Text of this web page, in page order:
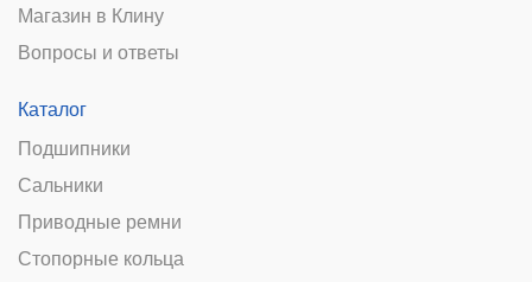
Магазин в Клину
Вопросы и ответы
Каталог
Подшипники
Сальники
Приводные ремни
Стопорные кольца